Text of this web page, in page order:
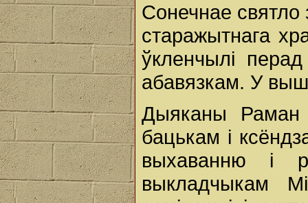
Сонечнае святло
старажытнага
ўкленчылі
абавязкам. У
Дыяканы Раман
бацькам і
выхаванню і
выкладчыкам